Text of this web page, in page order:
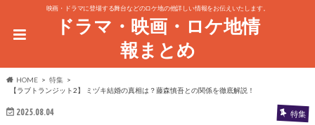
映画・ドラマに登場する舞台などのロケ地の他詳しい情報をお伝えいたします。
ドラマ・映画・ロケ地情
報まとめ
HOME
特集
【ラブトランジット2】 ミヅキ結婚の真相は？藤森慎吾との関係を徹底解説！
2025.08.04 特集